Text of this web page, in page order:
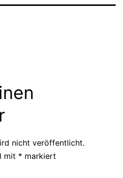
nicht veröffentlicht.
mit * markiert